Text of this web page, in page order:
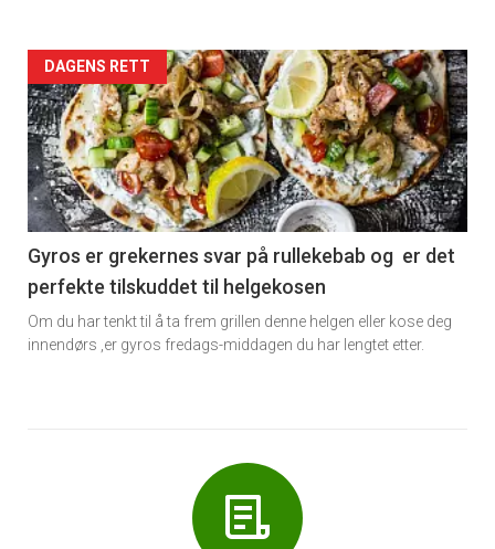
Forsiden
akkurat
nå
-
6
DAGENS RETT
Gyros er grekernes svar på rullekebab og er det
perfekte tilskuddet til helgekosen
Om du har tenkt til å ta frem grillen denne helgen eller kose deg
innendørs ,er gyros fredags-middagen du har lengtet etter.